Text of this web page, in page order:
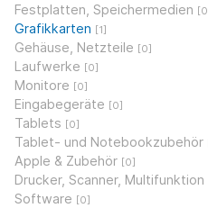
Festplatten, Speichermedien [0]
Grafikkarten [1]
Gehäuse, Netzteile [0]
Laufwerke [0]
Monitore [0]
Eingabegeräte [0]
Tablets [0]
Tablet- und Notebookzubehör
Apple & Zubehör [0]
Drucker, Scanner, Multifunktion
Software [0]